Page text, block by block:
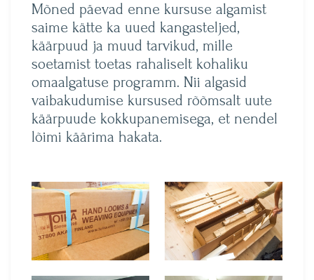
Mõned päevad enne kursuse algamist
saime kätte ka uued kangasteljed,
käärpuud ja muud tarvikud, mille
soetamist toetas rahaliselt kohaliku
omaalgatuse programm. Nii algasid
vaibakudumise kursused rõõmsalt uute
käärpuude kokkupanemisega, et nendel
lõimi käärima hakata.